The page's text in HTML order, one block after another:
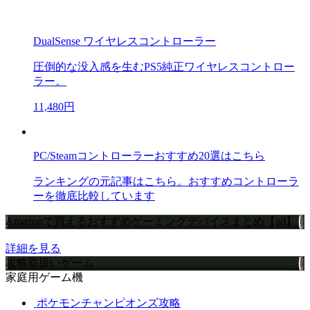
DualSense ワイヤレスコントローラー
圧倒的な没入感を生むPS5純正ワイヤレスコントロー
ラー。
11,480円
PC/Steamコントローラーおすすめ20選はこちら
ランキングの元記事はこちら。おすすめコントローラ
ーを徹底比較しています
Amazonで買えるおすすめゲーミングデバイスまとめ【ad】
詳細を見る
攻略取扱いゲーム
家庭用ゲーム機
ポケモンチャンピオンズ攻略